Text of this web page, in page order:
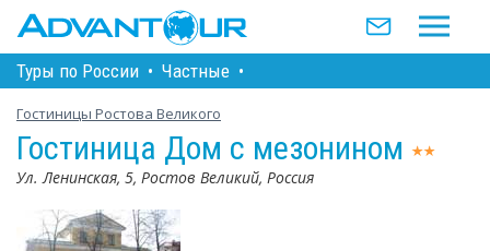
Туры по Росcии • Частные •
Гостиницы Ростова Великого
Гостиница Дом с мезонином
Ул. Ленинская, 5, Ростов Великий, Россия